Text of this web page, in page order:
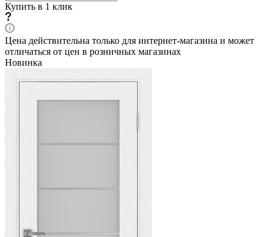
Купить в 1 клик
Цена действительна только для интернет-магазина и может
отличаться от цен в розничных магазинах
Новинка